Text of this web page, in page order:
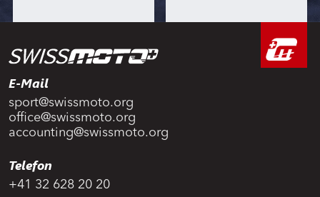
E-Mail
sport@swissmoto.org
office@swissmoto.org
accounting@swissmoto.org
Telefon
+41 32 628 20 20